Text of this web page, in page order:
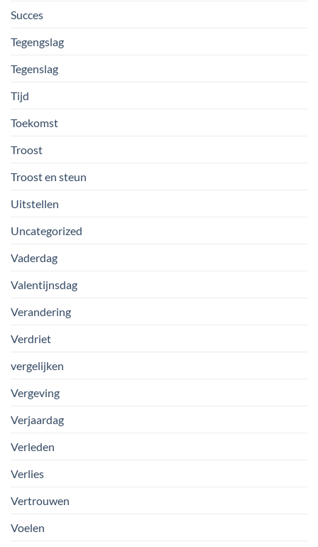
Succes
Tegengslag
Tegenslag
Tijd
Toekomst
Troost
Troost en steun
Uitstellen
Uncategorized
Vaderdag
Valentijnsdag
Verandering
Verdriet
vergelijken
Vergeving
Verjaardag
Verleden
Verlies
Vertrouwen
Voelen